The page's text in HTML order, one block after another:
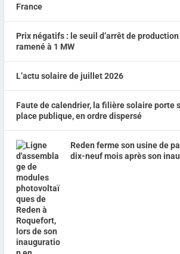
Prix négatifs : le seuil d’arrêt de
ramené à 1 MW
L’actu solaire de juillet 2026
Faute de calendrier, la filière solaire porte
place publique, en ordre dispersé
Reden ferme son usine de
dix-neuf mois après son